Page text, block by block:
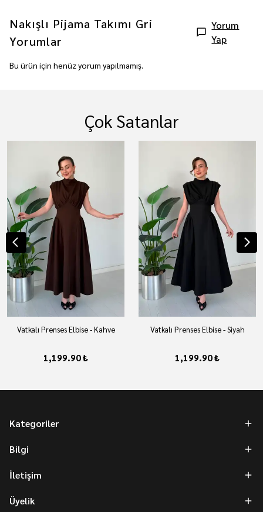
Nakışlı Pijama Takımı Gri
Yorumlar
Yorum
Yap
Bu ürün için henüz yorum yapılmamış.
Çok Satanlar
Vatkalı Prenses Elbise - Kahve
1,199.90 ₺
Vatkalı Prenses Elbise - Siyah
1,199.90 ₺
Kategoriler
Bilgi
İletişim
Üyelik